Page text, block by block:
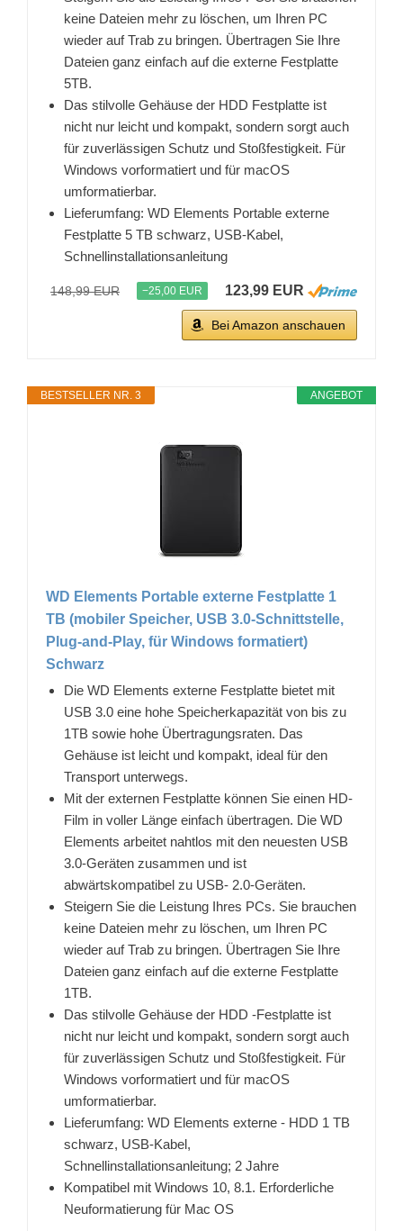
keine Dateien mehr zu löschen, um Ihren PC
wieder auf Trab zu bringen. Übertragen Sie Ihre
Dateien ganz einfach auf die externe Festplatte
5TB.
Das stilvolle Gehäuse der HDD Festplatte ist
nicht nur leicht und kompakt, sondern sorgt auch
für zuverlässigen Schutz und Stoßfestigkeit. Für
Windows vorformatiert und für macOS
umformatierbar.
Lieferumfang: WD Elements Portable externe
Festplatte 5 TB schwarz, USB-Kabel,
Schnellinstallationsanleitung
148,99 EUR −25,00 EUR 123,99 EUR
Bei Amazon anschauen
ANGEBOT
BESTSELLER NR. 3
WD Elements Portable externe Festplatte 1
TB (mobiler Speicher, USB 3.0-Schnittstelle,
Plug-and-Play, für Windows formatiert)
Schwarz
Die WD Elements externe Festplatte bietet mit
USB 3.0 eine hohe Speicherkapazität von bis zu
1TB sowie hohe Übertragungsraten. Das
Gehäuse ist leicht und kompakt, ideal für den
Transport unterwegs.
Mit der externen Festplatte können Sie einen HD-
Film in voller Länge einfach übertragen. Die WD
Elements arbeitet nahtlos mit den neuesten USB
3.0-Geräten zusammen und ist
abwärtskompatibel zu USB- 2.0-Geräten.
Steigern Sie die Leistung Ihres PCs. Sie brauchen
keine Dateien mehr zu löschen, um Ihren PC
wieder auf Trab zu bringen. Übertragen Sie Ihre
Dateien ganz einfach auf die externe Festplatte
1TB.
Das stilvolle Gehäuse der HDD -Festplatte ist
nicht nur leicht und kompakt, sondern sorgt auch
für zuverlässigen Schutz und Stoßfestigkeit. Für
Windows vorformatiert und für macOS
umformatierbar.
Lieferumfang: WD Elements externe - HDD 1 TB
schwarz, USB-Kabel,
Schnellinstallationsanleitung; 2 Jahre
Kompatibel mit Windows 10, 8.1. Erforderliche
Neuformatierung für Mac OS